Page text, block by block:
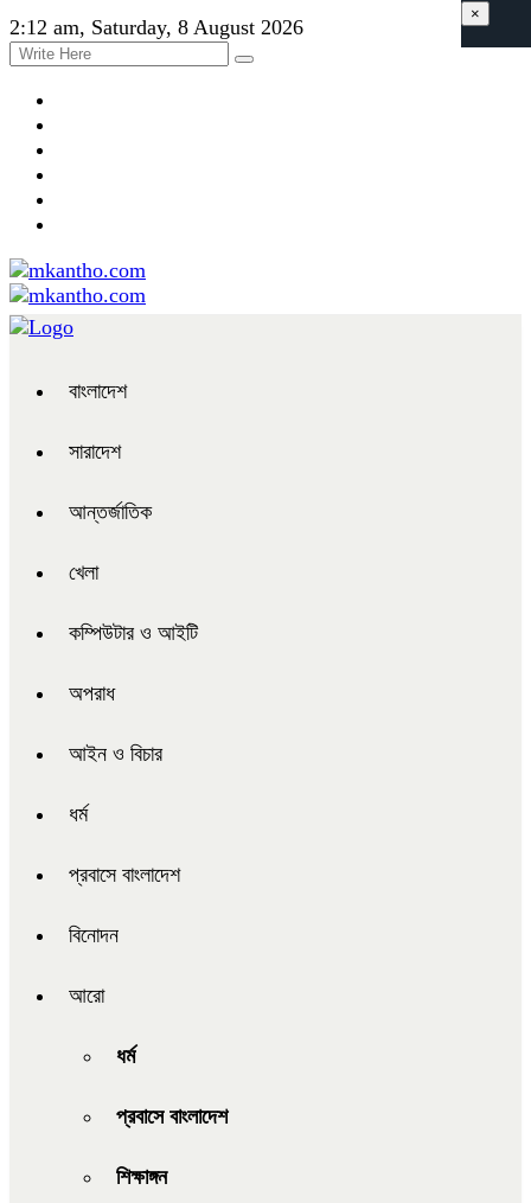
2:12 am, Saturday, 8 August 2026
বাংলাদেশ
সারাদেশ
আন্তর্জাতিক
খেলা
কম্পিউটার ও আইটি
অপরাধ
আইন ও বিচার
ধর্ম
প্রবাসে বাংলাদেশ
বিনোদন
আরো
ধর্ম
প্রবাসে বাংলাদেশ
শিক্ষাঙ্গন
×